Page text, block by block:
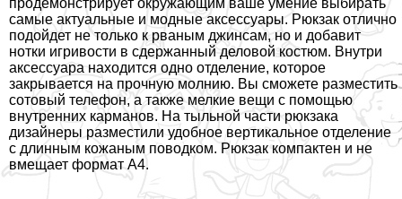
самые актуальные и модные аксессуары. Рюкзак отлично
подойдет не только к рваным джинсам, но и добавит
нотки игривости в сдержанный деловой костюм. Внутри
аксессуара находится одно отделение, которое
закрывается на прочную молнию. Вы сможете разместить
сотовый телефон, а также мелкие вещи с помощью
внутренних карманов. На тыльной части рюкзака
дизайнеры разместили удобное вертикальное отделение
с длинным кожаным поводком. Рюкзак компактен и не
вмещает формат А4.